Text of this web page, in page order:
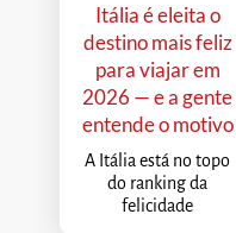
Itália é eleita o
destino mais feliz
para viajar em
2026 — e a gente
entende o motivo
A Itália está no topo
do ranking da
felicidade